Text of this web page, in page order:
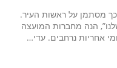
מסתמן על ראשות העיר.
הנה מחברות המועצה
אחריות נרחבים. עדי…